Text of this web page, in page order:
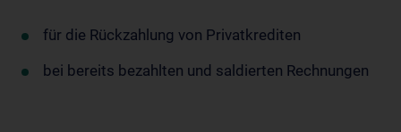
für die Rückzahlung von Privatkrediten
bei bereits bezahlten und saldierten Rechnungen